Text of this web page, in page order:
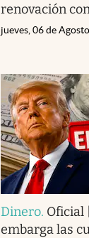
renovación
jueves, 06 de
Dinero. Oficial
embarga las